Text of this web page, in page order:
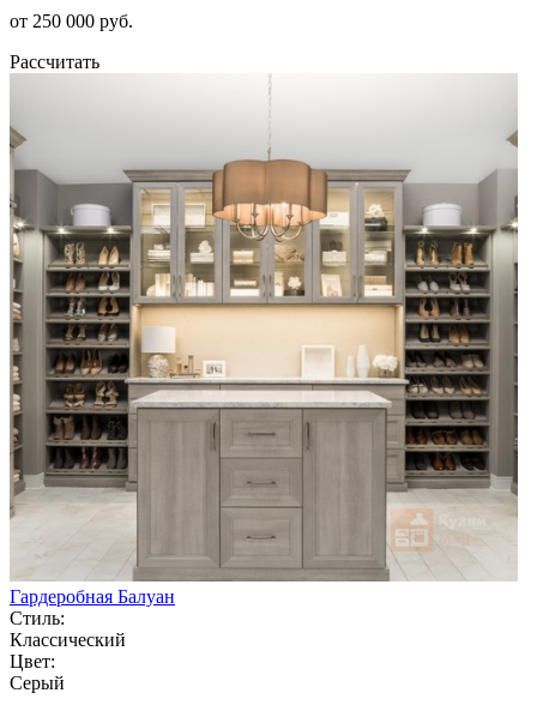
от 250 000 руб.
Рассчитать
Гардеробная Балуан
Стиль:
Классический
Цвет:
Серый